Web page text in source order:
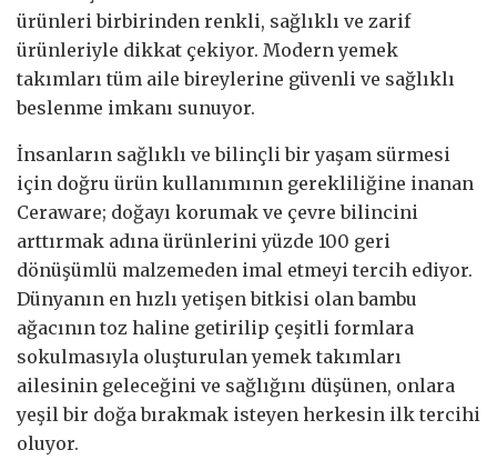
ürünleri birbirinden renkli, sağlıklı ve zarif
ürünleriyle dikkat çekiyor. Modern yemek
takımları tüm aile bireylerine güvenli ve sağlıklı
beslenme imkanı sunuyor.
İnsanların sağlıklı ve bilinçli bir yaşam sürmesi
için doğru ürün kullanımının gerekliliğine inanan
Ceraware; doğayı korumak ve çevre bilincini
arttırmak adına ürünlerini yüzde 100 geri
dönüşümlü malzemeden imal etmeyi tercih ediyor.
Dünyanın en hızlı yetişen bitkisi olan bambu
ağacının toz haline getirilip çeşitli formlara
sokulmasıyla oluşturulan yemek takımları
ailesinin geleceğini ve sağlığını düşünen, onlara
yeşil bir doğa bırakmak isteyen herkesin ilk tercihi
oluyor.